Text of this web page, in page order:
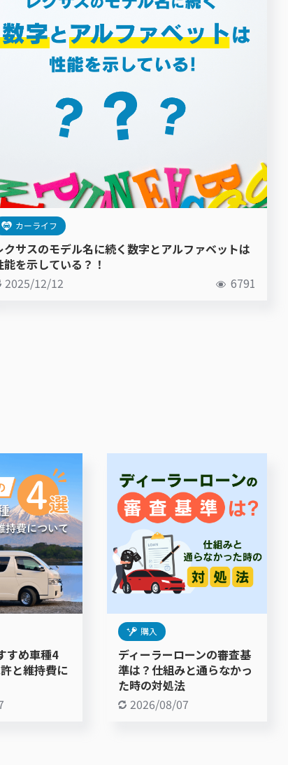
カーライフ
クサスのモデル名に続く数字とアルファベットは
能を示している？！
2025/12/12
6791
すめ車種4
と維持費に
購入
ディーラーローンの審査基
準は？仕組みと通らなかっ
た時の対処法
2026/08/07